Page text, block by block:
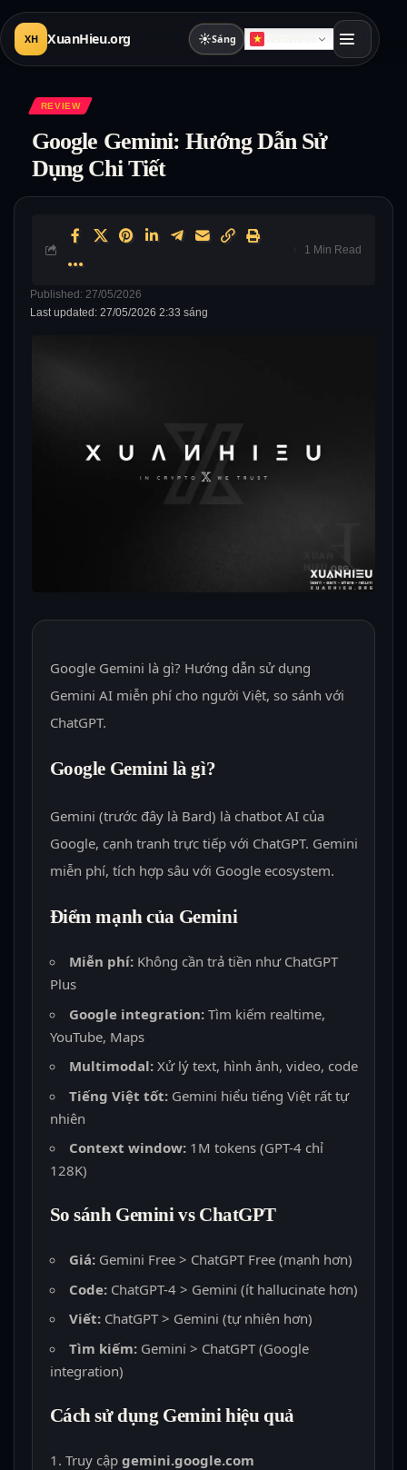
XH XuanHieu.org ☀Sáng
REVIEW
Google Gemini: Hướng Dẫn Sử
Dụng Chi Tiết
Last updated: 27/05/2026 2:33 sáng
Published: 27/05/2026
1 Min Read
Google Gemini là gì? Hướng dẫn sử dụng
Gemini AI miễn phí cho người Việt, so sánh với
ChatGPT.
Google Gemini là gì?
Gemini (trước đây là Bard) là chatbot AI của
Google, cạnh tranh trực tiếp với ChatGPT. Gemini
miễn phí, tích hợp sâu với Google ecosystem.
Điểm mạnh của Gemini
Miễn phí:Không cần trả tiền như ChatGPT
Plus
Google integration:Tìm kiếm realtime,
YouTube, Maps
Multimodal:Xử lý text, hình ảnh, video, code
Tiếng Việt tốt:Gemini hiểu tiếng Việt rất tự
nhiên
Context window:1M tokens (GPT-4 chỉ
128K)
So sánh Gemini vs ChatGPT
Giá:Gemini Free > ChatGPT Free (mạnh hơn)
Code:ChatGPT-4 > Gemini (ít hallucinate hơn)
Viết:ChatGPT > Gemini (tự nhiên hơn)
Tìm kiếm:Gemini > ChatGPT (Google
integration)
Cách sử dụng Gemini hiệu quả
Truy cập gemini.google.com